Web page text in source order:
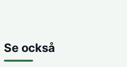
Se också